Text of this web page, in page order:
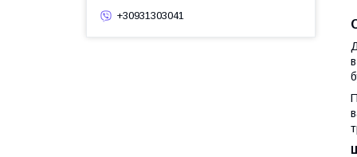
+30931303041